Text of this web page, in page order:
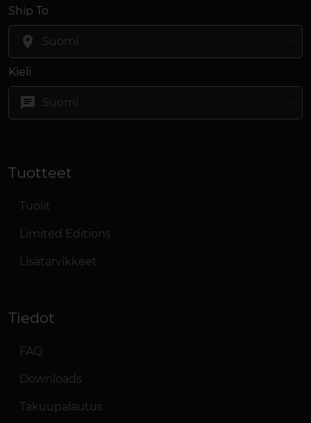
Tuotteet
Tuolit
Limited Editions
Lisätarvikkeet
Tiedot
FAQ
Downloads
Takuupalautus
Ship To
location_on
Kieli
chat